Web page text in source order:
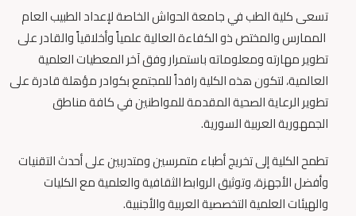
تسعى كلية الطب في جامعة الحواش الخاصة لإعداد الطبيب العام
الممارس والمختص ذو الكفاءة العالية علمياً وأخلاقياً والقادر على
تطوير مهارته ومعلوماته باستمرار وفق آخر المعطيات العلمية
العالمية، لتكون هذه الكلية رافداً للمجتمع بكوادر مؤهلة قادرة على
تطوير الرعاية الصحية المقدمة للمواطنين في كافة مناطق
الجمهورية العربية السورية.
تطمح الكلية إلى تخريج أطباء متمرسين ومتدربين على أحدث التقنيات
وأفضل الأجهزة، وتوثيق الروابط الثقافية والعلمية مع الكليات
والهيئات العلمية التخصصية العربية والأجنبية.